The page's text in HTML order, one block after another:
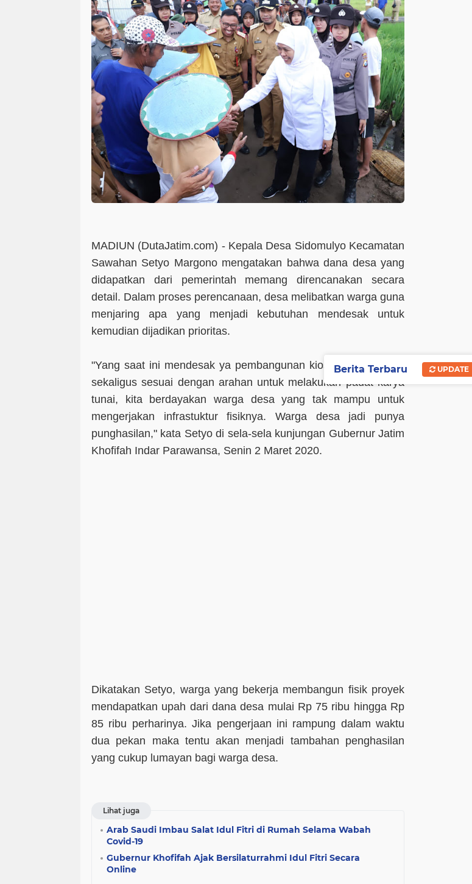
MADIUN (DutaJatim.com) - Kepala Desa Sidomulyo Kecamatan
Sawahan Setyo Margono mengatakan bahwa dana desa yang
didapatkan dari pemerintah memang direncanakan secara
detail. Dalam proses perencanaan, desa melibatkan warga guna
menjaring apa yang menjadi kebutuhan mendesak untuk
kemudian dijadikan prioritas.
"Yang saat ini mendesak ya pembangunan kios desa ini. Yang
sekaligus sesuai dengan arahan untuk melakukan padat karya
tunai, kita berdayakan warga desa yang tak mampu untuk
mengerjakan infrastuktur fisiknya. Warga desa jadi punya
punghasilan," kata Setyo di sela-sela kunjungan Gubernur Jatim
Khofifah Indar Parawansa, Senin 2 Maret 2020.
Dikatakan Setyo, warga yang bekerja membangun fisik proyek
mendapatkan upah dari dana desa mulai Rp 75 ribu hingga Rp
85 ribu perharinya. Jika pengerjaan ini rampung dalam waktu
dua pekan maka tentu akan menjadi tambahan penghasilan
yang cukup lumayan bagi warga desa.
Lihat juga
Arab Saudi Imbau Salat Idul Fitri di Rumah Selama Wabah
Covid-19
Gubernur Khofifah Ajak Bersilaturrahmi Idul Fitri Secara
Online
Berita Terbaru UPDATE